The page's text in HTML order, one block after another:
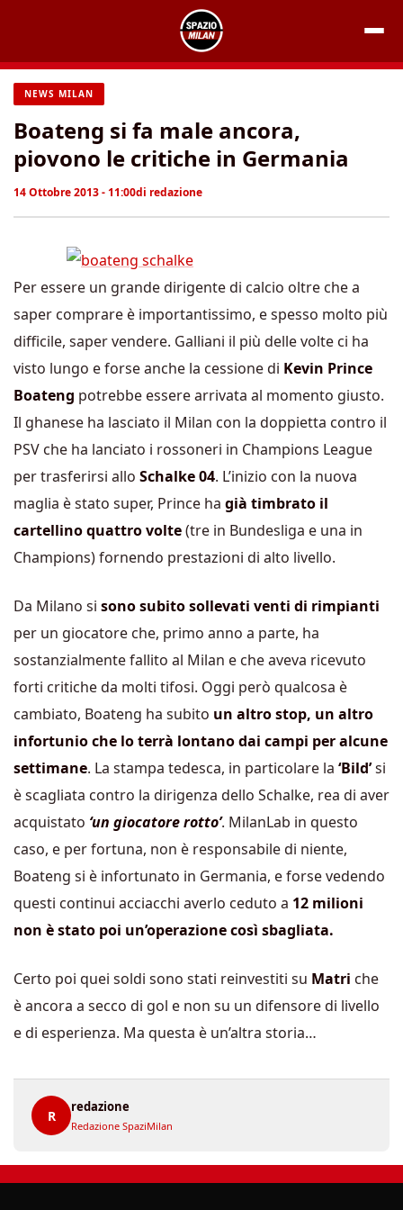
contenuto
NEWS MILAN
Boateng si fa male ancora,
piovono le critiche in Germania
14 Ottobre 2013 - 11:00di redazione
Per essere un grande dirigente di calcio oltre che a
saper comprare è importantissimo, e spesso molto più
difficile, saper vendere. Galliani il più delle volte ci ha
visto lungo e forse anche la cessione di Kevin Prince
Boateng potrebbe essere arrivata al momento giusto.
Il ghanese ha lasciato il Milan con la doppietta contro il
PSV che ha lanciato i rossoneri in Champions League
per trasferirsi allo Schalke 04. L’inizio con la nuova
maglia è stato super, Prince ha già timbrato il
cartellino quattro volte(tre in Bundesliga e una in
Champions) fornendo prestazioni di alto livello.
Da Milano si sono subito sollevati venti di rimpianti
per un giocatore che, primo anno a parte, ha
sostanzialmente fallito al Milan e che aveva ricevuto
forti critiche da molti tifosi. Oggi però qualcosa è
cambiato, Boateng ha subito un altro stop, un altro
infortunio che lo terrà lontano dai campi per alcune
settimane. La stampa tedesca, in particolare la ‘Bild’si
è scagliata contro la dirigenza dello Schalke, rea di aver
acquistato ‘un giocatore rotto’. MilanLab in questo
caso, e per fortuna, non è responsabile di niente,
Boateng si è infortunato in Germania, e forse vedendo
questi continui acciacchi averlo ceduto a 12 milioni
non è stato poi un’operazione così sbagliata.
Certo poi quei soldi sono stati reinvestiti su Matri che
è ancora a secco di gol e non su un difensore di livello
e di esperienza. Ma questa è un’altra storia…
R
redazione
Redazione SpaziMilan